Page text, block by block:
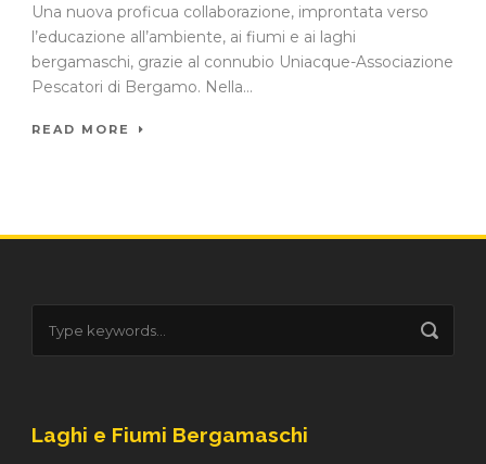
Una nuova proficua collaborazione, improntata verso
l’educazione all’ambiente, ai fiumi e ai laghi
bergamaschi, grazie al connubio Uniacque-Associazione
Pescatori di Bergamo. Nella...
READ MORE
Laghi e Fiumi Bergamaschi